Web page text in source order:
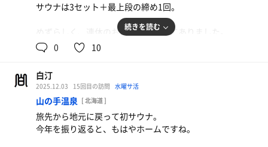
締め
ヒートサウナ：6分 水シャワー：30秒
サウナは3セット＋最上段の締め1回。
めずらしく、連休のおしらせが貼ってありました。
12/15～17まで、お休みだそうです。メモ。
サウナ：10分 10分 10分
水風呂：1分 × 3
休憩：3分 × 3（外気浴）
合計：3セット
締め
続きを読む
0 10
白汀
2025.12.03 15回目の訪問 水曜サ活
山の手温泉 [ 北海道 ]
旅先から地元に戻って初サウナ。
今年を振り返ると、もはやホームですね。